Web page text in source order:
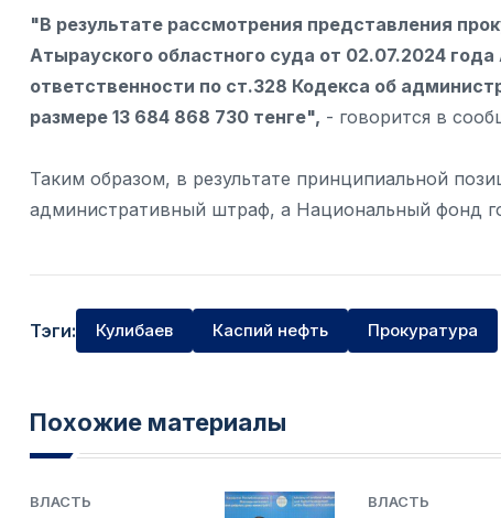
"В результате рассмотрения представления
Атырауского областного суда от 02.07.2024
ответственности по ст.328 Кодекса об
размере 13 684 868 730 тенге", - говорится в
Таким образом, в результате принципиальной
административный штраф, а Национальный фонд
Тэги: Кулибаев Каспий нефть Прокуратура
Похожие материалы
ВЛАСТЬ ВЛАСТЬ